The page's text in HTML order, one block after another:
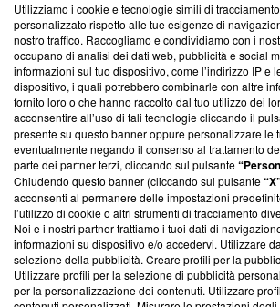
Questa sezione offre informazioni
News, sui nostri processi editoriali e su
creare news di qualità. Inoltre, afferma la
‘Trust Project - News with Integrity’Blasting
ancora membro del programma, ma ha
parte; Trust Project non ha ancora
conformità agli standard.
Su di noi
Team editoriale
Corporate
Redazione
Informativa Privacy
Utilizziamo i cookie e tecnologie simili di
personalizzato rispetto alle tue esigenze di
nostro traffico. Raccogliamo e condividiamo con i
occupano di analisi dei dati web, pubblicità e social
informazioni sul tuo dispositivo, come l’indirizzo IP e
dispositivo, i quali potrebbero combinarle con altre
fornito loro o che hanno raccolto dal tuo utilizzo dei
acconsentire all’uso di tali tecnologie cliccando il
presente su questo banner oppure personalizzare le
eventualmente negando il consenso al trattamento
parte dei partner terzi, cliccando sul pulsante
Chiudendo questo banner (cliccando sul pulsante
acconsenti al permanere delle impostazioni
l’utilizzo di cookie o altri strumenti di tracciamento
Noi e i nostri partner trattiamo i tuoi dati di
informazioni su dispositivo e/o accedervi. Utilizzare
selezione della pubblicità. Creare profili per la
Utilizzare profili per la selezione di pubblicità
per la personalizzazione dei contenuti. Utilizzare